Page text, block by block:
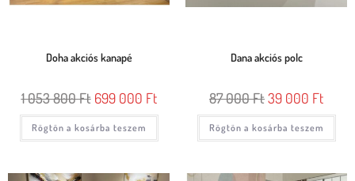
Doha akciós kanapé
1 053 800Ft 699 000 Ft
Rögtön a kosárba teszem
Dana akciós polc
87 000Ft39 000 Ft
Rögtön a kosárba teszem